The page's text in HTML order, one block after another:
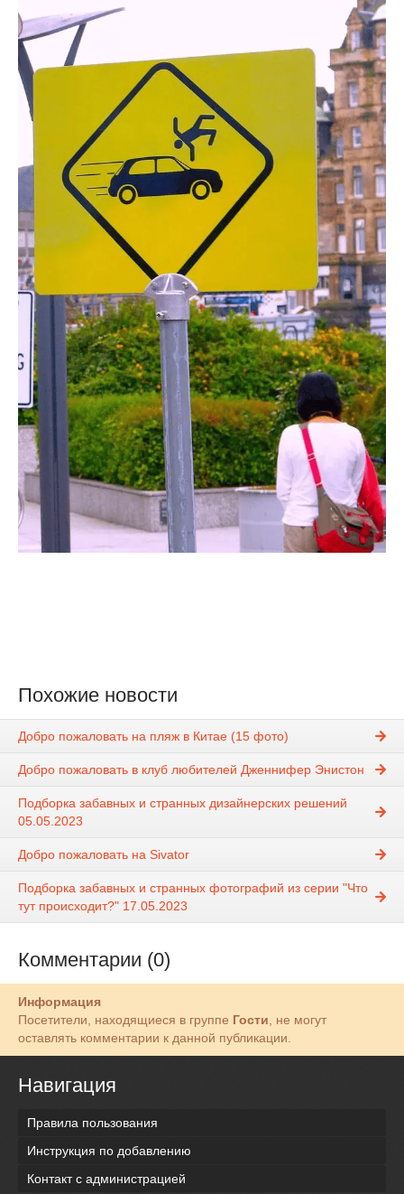
Похожие новости
Добро пожаловать на пляж в Китае (15 фото)
Добро пожаловать в клуб любителей Дженнифер Энистон
Подборка забавных и странных дизайнерских решений
05.05.2023
Добро пожаловать на Sivator
Подборка забавных и странных фотографий из серии "Что
тут происходит?" 17.05.2023
Комментарии (0)
Информация
Посетители, находящиеся в группе Гости , не могут
оставлять комментарии к данной публикации.
Навигация
Правила пользования
Инструкция по добавлению
Контакт с администрацией